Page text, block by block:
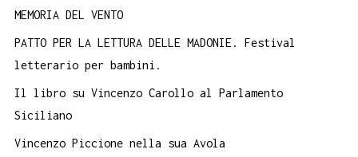
MEMORIA DEL VENTO
PATTO PER LA LETTURA DELLE MADONIE. Festival
letterario per bambini.
Il libro su Vincenzo Carollo al Parlamento
Siciliano
Vincenzo Piccione nella sua Avola